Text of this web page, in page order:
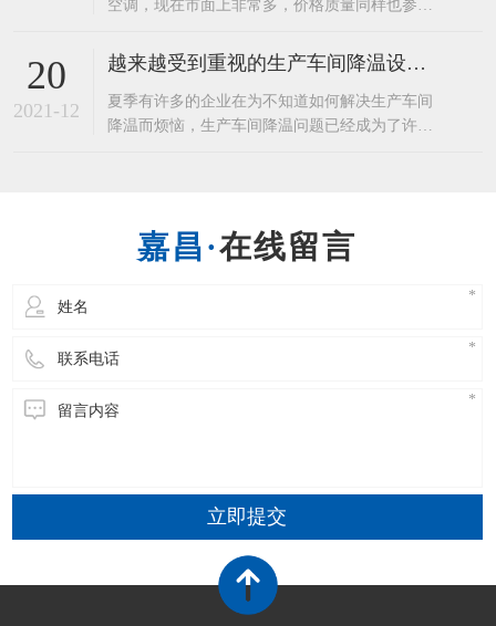
风就好啦。如洁净车间、有温湿度要求和其他需
空调，现在市面上非常多，价格质量同样也参差
了节约成本都选择低价产品，下面嘉昌通风小编
就为大家介绍几个选购优品质节能环保空调的小
技巧给大家。1、看外型。外型越光洁、美观的产
品，其应用的模具精密度就越高。2
20
2021-12
越来越受到重视的生产车间降温设备——东莞环保空调
​夏季有许多的企业在为不知道如何解决生产车间
降温而烦恼，生产车间降温问题已经成为了许多
度左右，温度可以自由调节，温度非常的均匀，
在线留言
立即提交